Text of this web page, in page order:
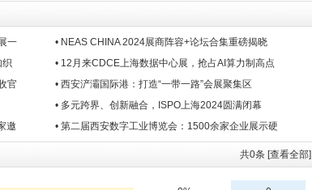
一
• NEAS CHINA 2024展商阵容+论坛合集重磅揭晓
织
• 12月来CDCE上海数据中心展，抢占AI算力制高点
官
• 西安浐灞国际港：打造“一带一路”会展聚集区
• 多元跨界、创新融合，ISPO上海2024圆满闭幕
邀
• 第二届西安数字工业博览会：1500余家企业展示硬
共0条 [查看全部]